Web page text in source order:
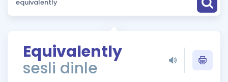
Puan Hesaplama
ÖSYM Sınav Takvimi
Kampanyalar
Equivalently
sesli dinle